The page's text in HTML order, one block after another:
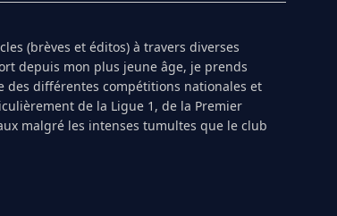
(brèves et éditos) à travers diverses
depuis mon plus jeune âge, je prends
des différentes compétitions nationales et
de la Ligue 1, de la Premier
malgré les intenses tumultes que le club